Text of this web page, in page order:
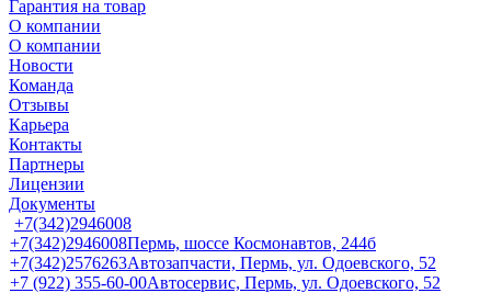
Гарантия на товар
О компании
О компании
Новости
Команда
Отзывы
Карьера
Контакты
Партнеры
Лицензии
Документы
+7(342)2946008
+7(342)2946008Пермь, шоссе Космонавтов, 244б
+7(342)2576263Автозапчасти, Пермь, ул. Одоевского, 52
+7 (922) 355-60-00Автосервис, Пермь, ул. Одоевского, 52